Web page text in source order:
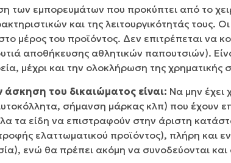
των εμπορευμάτων που προκύπτει από το
και της λειτουργικότητάς τους.
μέρος του προϊόντος. Δεν επιτρέπεται να
αποθήκευσης αθλητικών παπουτσιών).
μέχρι και την ολοκλήρωση της χρηματικής
του δικαιώματος είναι: Να μην έχει
σήμανση μάρκας κλπ) που έχουν
τα είδη να επιστραφούν στην άριστη
ελαττωματικού προϊόντος), πλήρη και
ενώ θα πρέπει ακόμη να συνοδεύονται